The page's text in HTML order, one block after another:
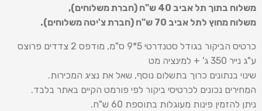
משלוח בתוך תל אביב 40 ש
"ח (חברת משלוחים),
משלוח מחוץ לתל אביב 70 ש
"ח (חברת צ'יטה משלוחים).
כרטיס הביקור בגודל סטנדרטי 5*9 ס"מ, מודפס 2 צדדים פרוצס
ע"ג נייר 350 ג' + למינציה מט
שינוי בנתונים כרוך בתשלום נוסף, שאל את נציג המכירות.
המחירים נכונים לכרטיסי ביקור לפי פורמט הקיים באתר בלבד.
ניתן להזמין פינות מעוגלות בתוספת 60 ש"ח.